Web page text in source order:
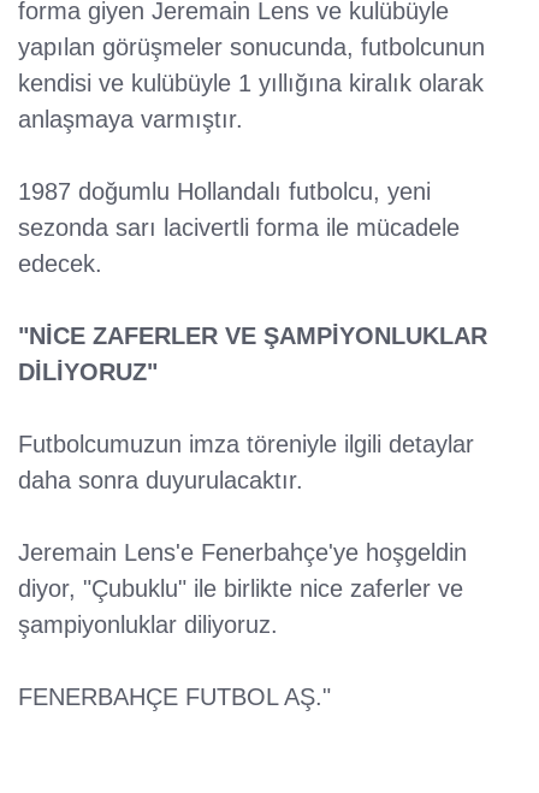
forma giyen Jeremain Lens ve kulübüyle
yapılan görüşmeler sonucunda, futbolcunun
kendisi ve kulübüyle 1 yıllığına kiralık olarak
anlaşmaya varmıştır.
1987 doğumlu Hollandalı futbolcu, yeni
sezonda sarı lacivertli forma ile mücadele
edecek.
"NİCE ZAFERLER VE ŞAMPİYONLUKLAR
DİLİYORUZ"
Futbolcumuzun imza töreniyle ilgili detaylar
daha sonra duyurulacaktır.
Jeremain Lens'e Fenerbahçe'ye hoşgeldin
diyor, "Çubuklu" ile birlikte nice zaferler ve
şampiyonluklar diliyoruz.
FENERBAHÇE FUTBOL AŞ."